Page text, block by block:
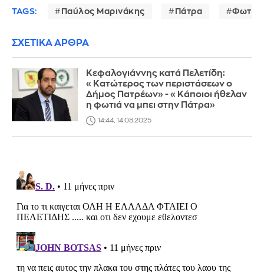
TAGS: Παύλος Μαρινάκης Πάτρα Φωτιές
ΣΧΕΤΙΚΑ ΑΡΘΡΑ
Κεφαλογιάννης κατά Πελετίδη:
«Κατώτερος των περιστάσεων ο
Δήμος Πατρέων» - «Κάποιοι ήθελαν
η φωτιά να μπει στην Πάτρα»
14:44, 14.08.2025